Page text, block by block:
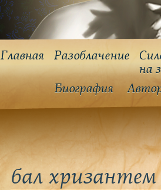
Главная Разоблачение
на
Биография
бал хризантем